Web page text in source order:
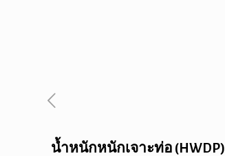
น้ำหนักหนักเจาะท่อ (HWDP)